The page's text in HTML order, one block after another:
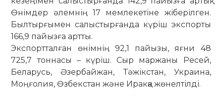
Өнімдер әлемнің 17 мемлекетіне жіберілген.
Былтырғымен салыстырғанда күріш экспорты
166,9 пайызға артты.
Экспортталған өнімнің 92,1 пайызы, яғни 48
725,7 тоннасы – күріш. Сыр маржаны Ресей,
Беларусь, Әзербайжан, Тәжікстан, Украина,
Моңғолия, Өзбекстан және Иракқа жөнелтілді.